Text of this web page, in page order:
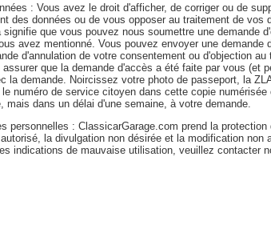
: Vous avez le droit d'afficher, de corriger ou de
des données ou de vous opposer au traitement de
que vous pouvez nous soumettre une demande
avez mentionné. Vous pouvez envoyer une
d'annulation de votre consentement ou d'objection
que la demande d'accès a été faite par vous (et
la demande. Noircissez votre photo de passeport, la
numéro de service citoyen dans cette copie
dans un délai d'une semaine, à votre demande.
personnelles : ClassicarGarage.com prend la
la divulgation non désirée et la modification
indications de mauvaise utilisation, veuillez contacter